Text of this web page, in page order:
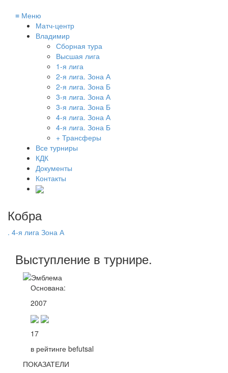
≡ Меню
Матч-центр
Владимир
Сборная тура
Высшая лига
1-я лига
2-я лига. Зона А
2-я лига. Зона Б
3-я лига. Зона А
3-я лига. Зона Б
4-я лига. Зона А
4-я лига. Зона Б
+ Трансферы
Все турниры
КДК
Документы
Контакты
Кобра
. 4-я лига Зона А
Выступление в турнире.
Основана:
2007
17
в рейтинге befutsal
ПОКАЗАТЕЛИ